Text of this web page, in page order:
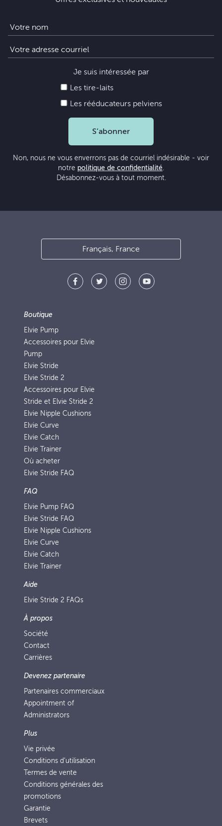
Je suis intéressée par
Les tire-laits
Les rééducateurs pelviens
S’abonner
Non, nous ne vous enverrons pas de courriel indésirable - voir
notre politique de confidentialité.
Désabonnez-vous à tout moment.
Français, France
Boutique
Elvie Pump
Accessoires pour Elvie
Pump
Elvie Stride
Elvie Stride 2
Accessoires pour Elvie
Stride et Elvie Stride 2
Elvie Nipple Cushions
Elvie Curve
Elvie Catch
Elvie Trainer
Où acheter
Elvie Stride FAQ
FAQ
Elvie Pump FAQ
Elvie Stride FAQ
Elvie Nipple Cushions
Elvie Curve
Elvie Catch
Elvie Trainer
Aide
Elvie Stride 2 FAQs
À propos
Société
Contact
Carrières
Devenez partenaire
Partenaires commerciaux
Appointment of
Administrators
Plus
Vie privée
Conditions d’utilisation
Termes de vente
Conditions générales des
promotions
Garantie
Brevets